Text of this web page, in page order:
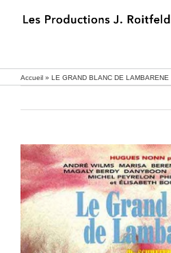
Accueil » LE GRAND BLANC DE LAMBARENE